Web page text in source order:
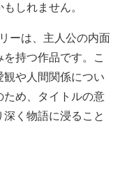
しれません。
ーは、主人公の内面
持つ作品です。こ
や人間関係につい
ため、タイトルの意
く物語に浸ること